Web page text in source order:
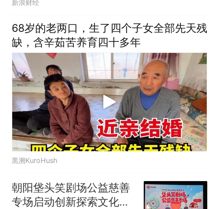
新浪财经
68岁的老两口，生了四个子女全部先天残
缺，含辛茹苦养育四十多年
黒溯KuroHush
朝阳垡头笑剧场公益慈善
专场启动创新探索文化助